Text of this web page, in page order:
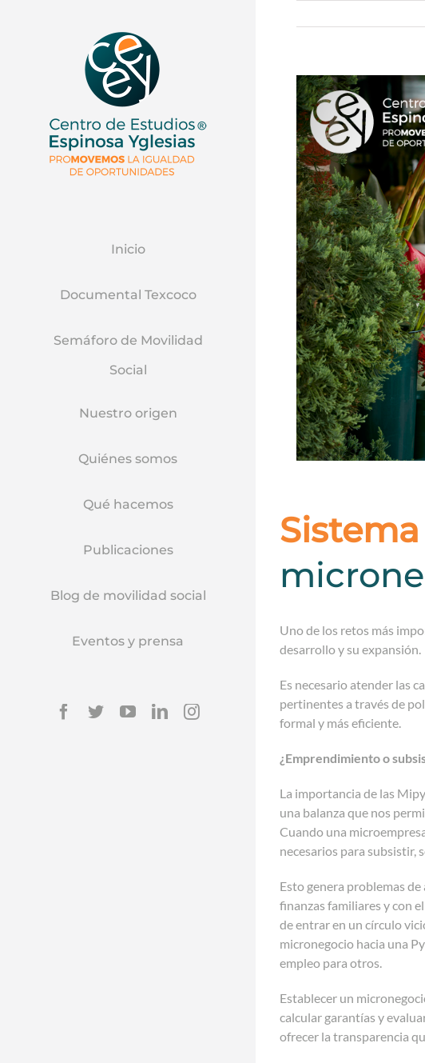
Inicio
Documental Texcoco
Semáforo de Movilidad
Social
Nuestro origen
Quiénes somos
Qué hacemos
Publicaciones
Blog de movilidad social
Eventos y prensa
Facebook
TwitterYouTubeLinkedinInstagram
Ver
Imagen
Mas
Grande
Uno de los retos más
desarrollo y su expansión.
Es necesario atender las
pertinentes a través de
formal y más eficiente.
¿Emprendimiento o
La importancia de las
una balanza que nos
Cuando una
necesarios para subsistir,
Esto genera problemas
finanzas familiares y con
de entrar en un círculo
micronegocio hacia una
empleo para otros.
Establecer un
calcular garantías y
ofrecer la transparencia